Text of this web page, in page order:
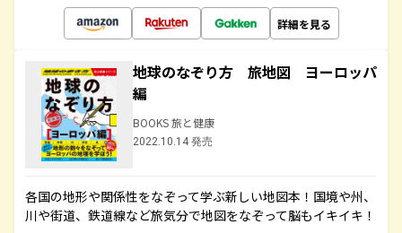
詳細を見る
地球のなぞり方 旅地図 ヨーロッパ
編
BOOKS 旅と健康
2022.10.14 発売
各国の地形や関係性をなぞって学ぶ新しい地図本！国境や州、
川や街道、鉄道線など旅気分で地図をなぞって脳もイキイキ！